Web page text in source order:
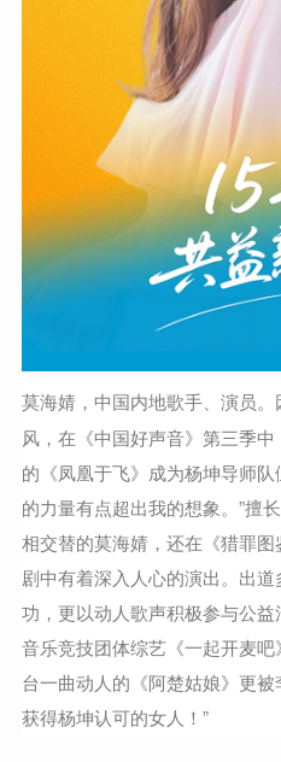
莫海婧，中国内地歌手、演员
风，在《中国好声音》第三季
的《凤凰于飞》成为杨坤导师
的力量有点超出我的想象。”擅
相交替的莫海婧，还在《猎罪
剧中有着深入人心的演出。出
功，更以动人歌声积极参与公
音乐竞技团体综艺《一起开麦
台一曲动人的《阿楚姑娘》更被
获得杨坤认可的女人！”